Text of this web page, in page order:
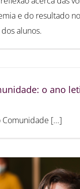
e do resultado
alunos.
o ano
Comunidade [...]